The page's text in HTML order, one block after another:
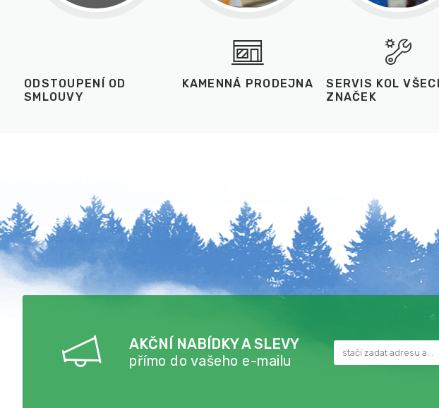
ODSTOUPENÍ OD
SMLOUVY
KAMENNÁ PRODEJNA
SERVIS KOL
ZNAČEK
AKČNÍ NABÍDKY A SLEVY
přímo do vašeho e-mailu